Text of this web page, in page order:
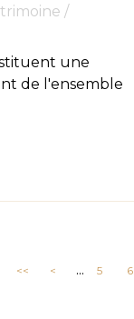
/
une
de l'ensemble
<< < ... 5 6